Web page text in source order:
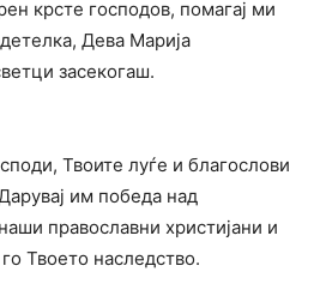
крсте господов, помагај ми
Дева Марија
засекогаш.
Твоите луѓе и благослови
им победа над
православни христијани и
Твоето наследство.